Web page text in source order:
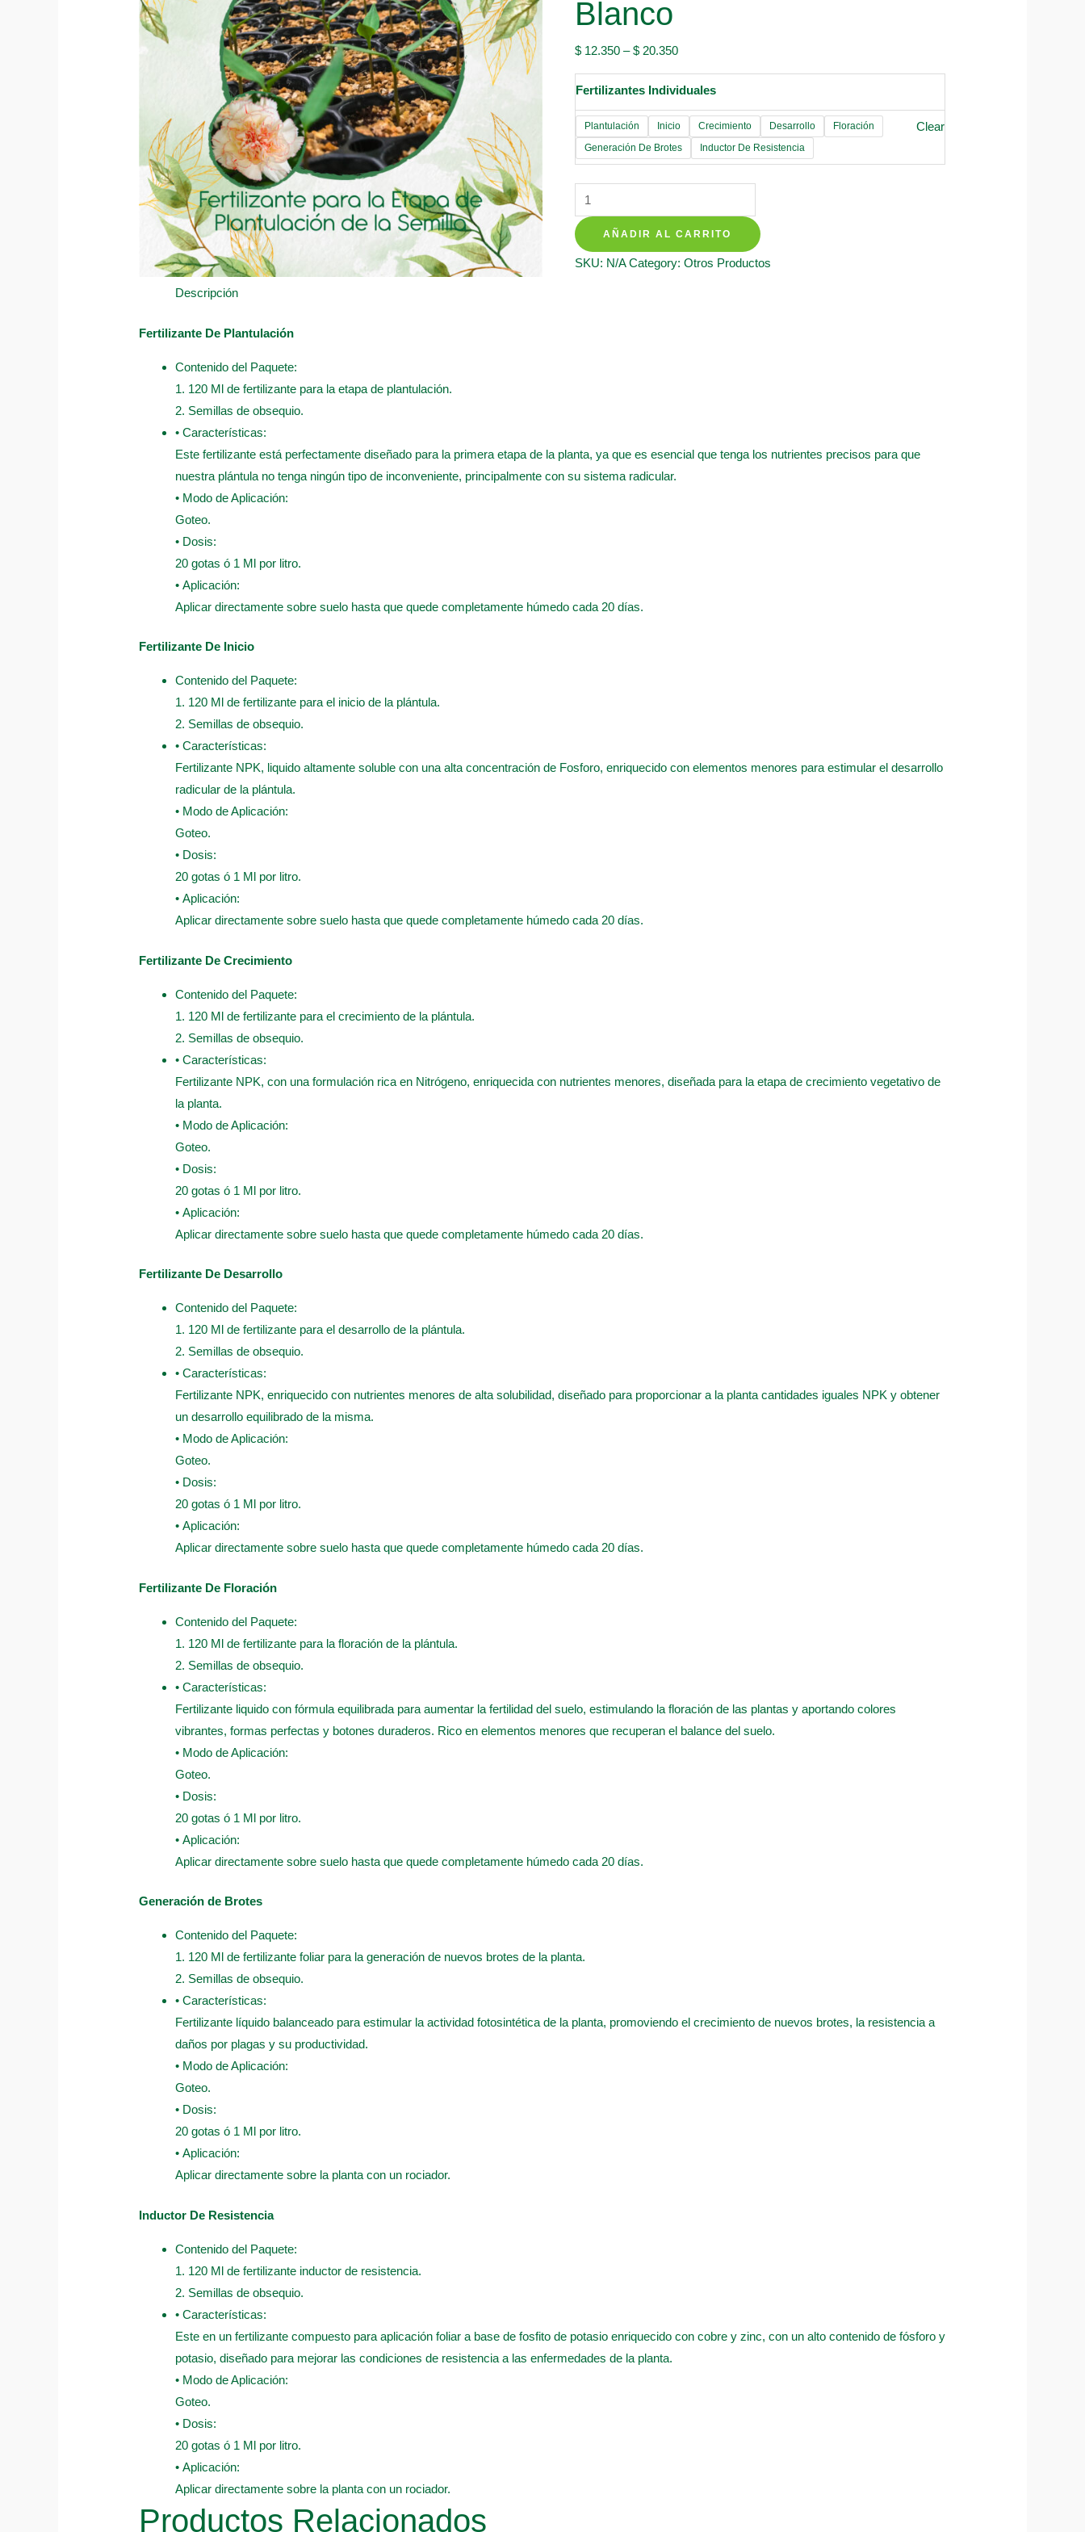
Blanco
$ 12.350 –$ 20.350
Fertilizantes Individuales
Plantulación Inicio Crecimiento Desarrollo
Floración
Generación De Brotes
Inductor De Resistencia
Clear
Fertilizantes
Individuales
Para
Clavel
AÑADIR AL CARRITO
SKU: N/A Category: Otros Productos
Descripción
Fertilizante De Plantulación
Contenido del Paquete:
1. 120 Ml de fertilizante para la etapa de plantulación.
2. Semillas de obsequio.
• Características:
Este fertilizante está perfectamente diseñado para la primera etapa de la planta, ya que es esencial que tenga los nutrientes precisos para que
nuestra plántula no tenga ningún tipo de inconveniente, principalmente con su sistema radicular.
• Modo de Aplicación:
Goteo.
• Dosis:
20 gotas ó 1 Ml por litro.
• Aplicación:
Aplicar directamente sobre suelo hasta que quede completamente húmedo cada 20 días.
Fertilizante De Inicio
Contenido del Paquete:
1. 120 Ml de fertilizante para el inicio de la plántula.
2. Semillas de obsequio.
• Características:
Fertilizante NPK, liquido altamente soluble con una alta concentración de Fosforo, enriquecido con elementos menores para estimular el desarrollo
radicular de la plántula.
• Modo de Aplicación:
Goteo.
• Dosis:
20 gotas ó 1 Ml por litro.
• Aplicación:
Aplicar directamente sobre suelo hasta que quede completamente húmedo cada 20 días.
Fertilizante De Crecimiento
Contenido del Paquete:
1. 120 Ml de fertilizante para el crecimiento de la plántula.
2. Semillas de obsequio.
• Características:
Fertilizante NPK, con una formulación rica en Nitrógeno, enriquecida con nutrientes menores, diseñada para la etapa de crecimiento vegetativo de
la planta.
• Modo de Aplicación:
Goteo.
• Dosis:
20 gotas ó 1 Ml por litro.
• Aplicación:
Aplicar directamente sobre suelo hasta que quede completamente húmedo cada 20 días.
Fertilizante De Desarrollo
Contenido del Paquete:
1. 120 Ml de fertilizante para el desarrollo de la plántula.
2. Semillas de obsequio.
• Características:
Fertilizante NPK, enriquecido con nutrientes menores de alta solubilidad, diseñado para proporcionar a la planta cantidades iguales NPK y obtener
un desarrollo equilibrado de la misma.
• Modo de Aplicación:
Goteo.
• Dosis:
20 gotas ó 1 Ml por litro.
• Aplicación:
Aplicar directamente sobre suelo hasta que quede completamente húmedo cada 20 días.
Fertilizante De Floración
Contenido del Paquete:
1. 120 Ml de fertilizante para la floración de la plántula.
2. Semillas de obsequio.
• Características:
Fertilizante liquido con fórmula equilibrada para aumentar la fertilidad del suelo, estimulando la floración de las plantas y aportando colores
vibrantes, formas perfectas y botones duraderos. Rico en elementos menores que recuperan el balance del suelo.
• Modo de Aplicación:
Goteo.
• Dosis:
20 gotas ó 1 Ml por litro.
• Aplicación:
Aplicar directamente sobre suelo hasta que quede completamente húmedo cada 20 días.
Generación de Brotes
Contenido del Paquete:
1. 120 Ml de fertilizante foliar para la generación de nuevos brotes de la planta.
2. Semillas de obsequio.
• Características:
Fertilizante líquido balanceado para estimular la actividad fotosintética de la planta, promoviendo el crecimiento de nuevos brotes, la resistencia a
daños por plagas y su productividad.
• Modo de Aplicación:
Goteo.
• Dosis:
20 gotas ó 1 Ml por litro.
• Aplicación:
Aplicar directamente sobre la planta con un rociador.
Inductor De Resistencia
Contenido del Paquete:
1. 120 Ml de fertilizante inductor de resistencia.
2. Semillas de obsequio.
• Características:
Este en un fertilizante compuesto para aplicación foliar a base de fosfito de potasio enriquecido con cobre y zinc, con un alto contenido de fósforo y
potasio, diseñado para mejorar las condiciones de resistencia a las enfermedades de la planta.
• Modo de Aplicación:
Goteo.
• Dosis:
20 gotas ó 1 Ml por litro.
• Aplicación:
Aplicar directamente sobre la planta con un rociador.
Productos Relacionados